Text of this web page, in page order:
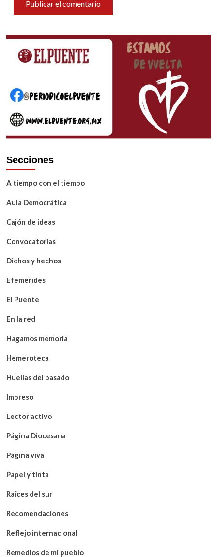
Secciones
A tiempo con el tiempo
Aula Democrática
Cajón de ideas
Convocatorias
Dichos y hechos
Efemérides
El Puente
En la red
Hagamos memoria
Hemeroteca
Huellas del pasado
Impreso
Lector activo
Página Diocesana
Página viva
Papel y tinta
Raíces del sur
Recomendaciones
Reflejo internacional
Remedios de mi pueblo